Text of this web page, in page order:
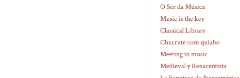
O Ser da Música
Music is the key
Classical Library
Chucrute com quiabo
Meeting in music
Medieval y Renacentista